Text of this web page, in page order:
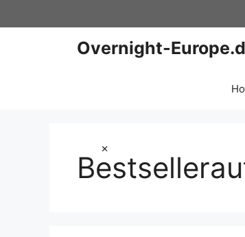
×
Inhalt
Overnight-